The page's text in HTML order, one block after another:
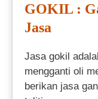
GOKIL :
Jasa
Jasa gokil
mengganti oli
berikan jasa